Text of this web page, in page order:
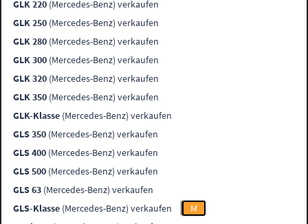
GLK 220 (Mercedes-Benz) verkaufen
GLK 250 (Mercedes-Benz) verkaufen
GLK 280 (Mercedes-Benz) verkaufen
GLK 300 (Mercedes-Benz) verkaufen
GLK 320 (Mercedes-Benz) verkaufen
GLK 350 (Mercedes-Benz) verkaufen
GLK-Klasse (Mercedes-Benz) verkaufen
GLS 350 (Mercedes-Benz) verkaufen
GLS 400 (Mercedes-Benz) verkaufen
GLS 500 (Mercedes-Benz) verkaufen
GLS 63 (Mercedes-Benz) verkaufen
GLS-Klasse (Mercedes-Benz) verkaufen
M